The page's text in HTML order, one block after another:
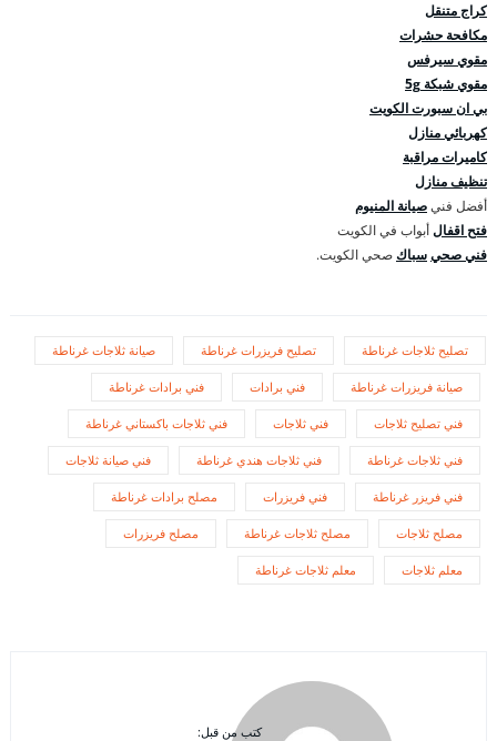
كراج متنقل
مكافحة حشرات
مقوي سيرفس
مقوي شبكة 5g
بي ان سبورت الكويت
كهربائي منازل
كاميرات مراقبة
تنظيف منازل
أفضل فنيصيانة المنيوم
فتح اقفالأبواب في الكويت
فني صحيسباك صحي الكويت.
تصليح ثلاجات غرناطة تصليح فريزرات غرناطة صيانة ثلاجات غرناطة
صيانة فريزرات غرناطة فني برادات فني برادات غرناطة
فني تصليح ثلاجات فني ثلاجات فني ثلاجات باكستاني غرناطة
فني ثلاجات غرناطة فني ثلاجات هندي غرناطة فني صيانة ثلاجات
فني فريزر غرناطة فني فريزرات مصلح برادات غرناطة
مصلح ثلاجات مصلح ثلاجات غرناطة مصلح فريزرات
معلم ثلاجات معلم ثلاجات غرناطة
كتب من قبل: